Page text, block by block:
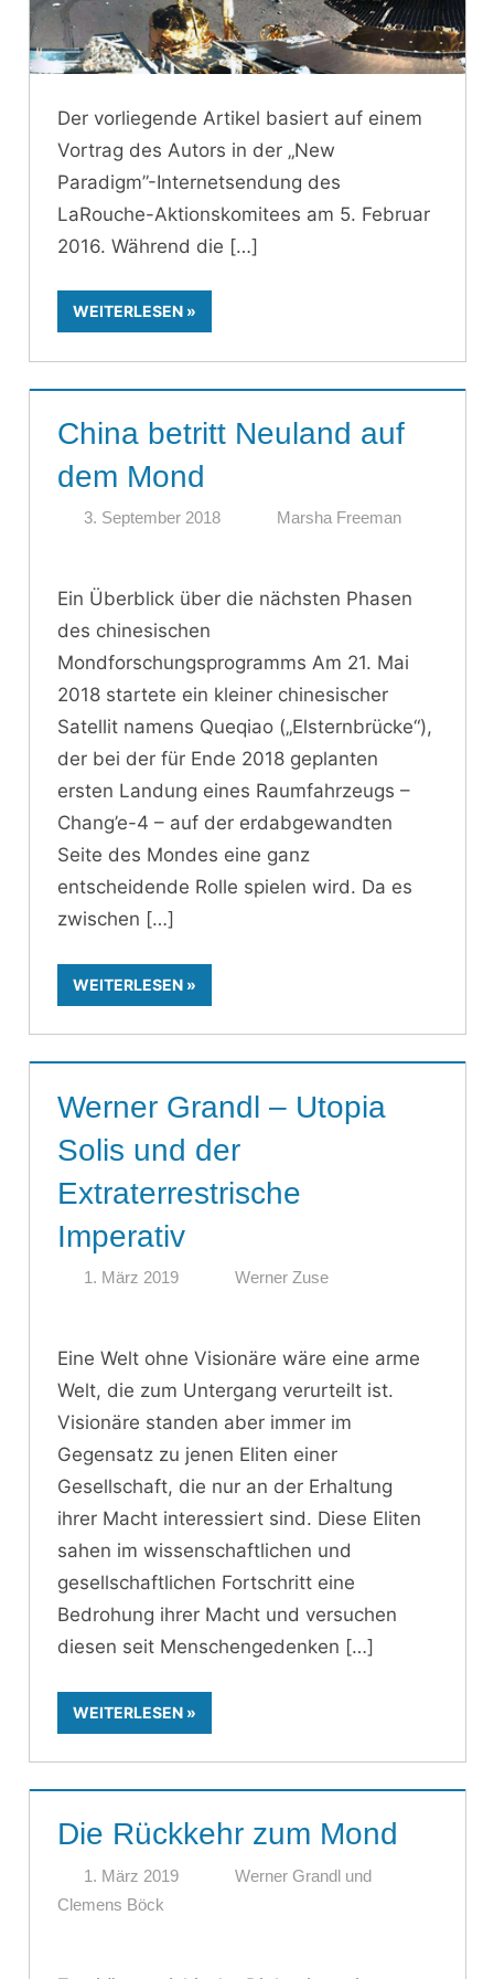
Der vorliegende Artikel basiert auf einem
Vortrag des Autors in der „New
Paradigm”-Internetsendung des
LaRouche-Aktionskomitees am 5. Februar
2016. Während die
WEITERLESEN
China betritt Neuland auf
dem Mond
3. September 2018 Marsha Freeman
Ein Überblick über die nächsten Phasen
des chinesischen
Mondforschungsprogramms Am 21. Mai
2018 startete ein kleiner chinesischer
Satellit namens Queqiao („Elsternbrücke“),
der bei der für Ende 2018 geplanten
ersten Landung eines Raumfahrzeugs –
Chang’e-4 – auf der erdabgewandten
Seite des Mondes eine ganz
entscheidende Rolle spielen wird. Da es
zwischen
WEITERLESEN
Werner Grandl – Utopia
Solis und der
Extraterrestrische
Imperativ
1. März 2019 Werner Zuse
Eine Welt ohne Visionäre wäre eine arme
Welt, die zum Untergang verurteilt ist.
Visionäre standen aber immer im
Gegensatz zu jenen Eliten einer
Gesellschaft, die nur an der Erhaltung
ihrer Macht interessiert sind. Diese Eliten
sahen im wissenschaftlichen und
gesellschaftlichen Fortschritt eine
Bedrohung ihrer Macht und versuchen
diesen seit Menschengedenken
WEITERLESEN
Die Rückkehr zum Mond
1. März 2019
Werner Grandl und
Clemens Böck